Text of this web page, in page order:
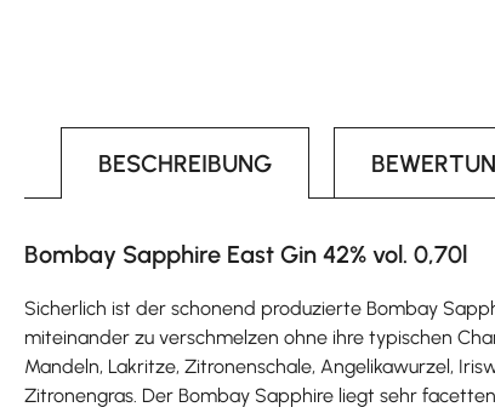
BESCHREIBUNG
Bombay Sapphire East Gin 42% vol. 0,70l
Sicherlich ist der schonend produzierte Bombay
miteinander zu verschmelzen ohne ihre typischen
Mandeln, Lakritze, Zitronenschale, Angelikawurzel,
Zitronengras. Der Bombay Sapphire liegt sehr